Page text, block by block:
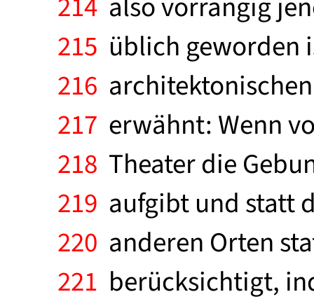
215 üblich geworden
216
217 erwähnt: Wenn
218 Theater die
219 aufgibt und statt
220 anderen Orten
221 berücksichtigt,